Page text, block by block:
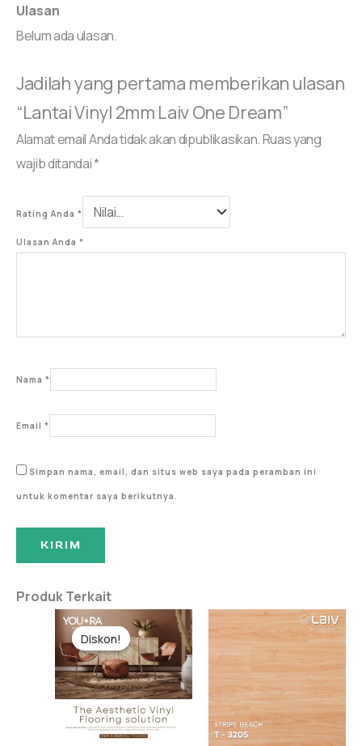
Ulasan
Belum ada ulasan.
Jadilah yang pertama memberikan ulasan
“Lantai Vinyl 2mm Laiv One Dream”
Alamat email Anda tidak akan dipublikasikan.Ruas yang
wajib ditandai*
Rating Anda *
Ulasan Anda *
Nama *
Email *
Simpan nama, email, dan situs web saya pada peramban ini
untuk komentar saya berikutnya.
Produk Terkait
Diskon!
Diskon!
Harga
aslinya
adalah:
Rp185,000.
Harga
saat
ini
adalah:
Rp145,000.